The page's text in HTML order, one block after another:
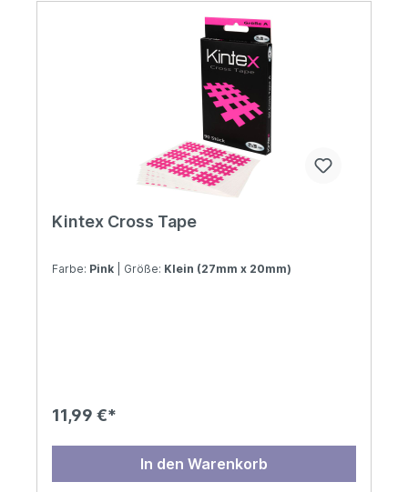
Kintex Cross Tape
Farbe: Pink | Größe: Klein (27mm x 20mm)
11,99 €*
In den Warenkorb